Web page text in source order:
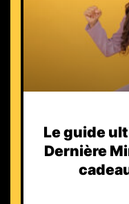
Le guide
Dernière